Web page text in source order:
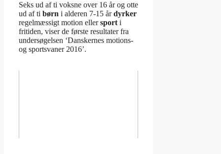
Seks ud af ti voksne over 16 år og otte
ud af ti børn i alderen 7-15 årdyrker
regelmæssigt motion ellersport i
fritiden, viser de første resultater fra
undersøgelsen ‘Danskernes motions-
og sportsvaner 2016’.